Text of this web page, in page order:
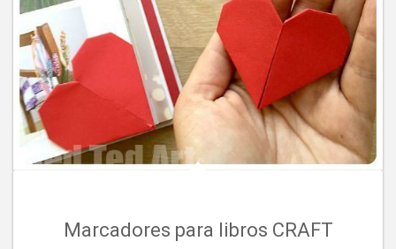
Marcadores para libros CRAFT